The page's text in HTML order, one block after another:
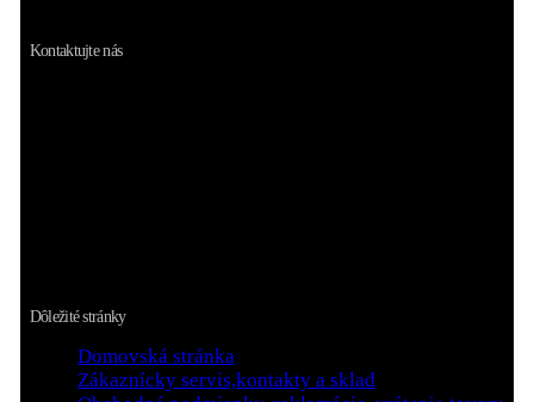
Kontaktujte nás
Dôležité stránky
Domovská stránka
Zákaznícky servis,kontakty a sklad